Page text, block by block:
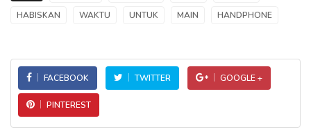
HABISKAN
WAKTU UNTUK MAIN HANDPHONE
FACEBOOK TWITTER GOOGLE +
PINTEREST